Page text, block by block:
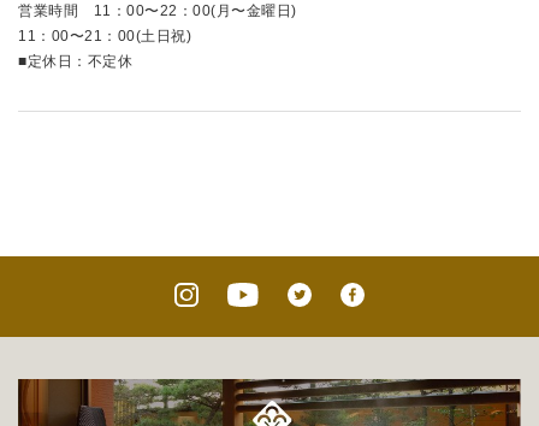
営業時間 11：00〜22：00(月〜金曜日)
11：00〜21：00(土日祝)
■定休日：不定休